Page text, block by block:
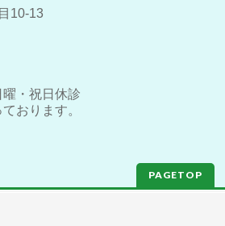
10-13
・祝日休診
おります。
PAGETOP